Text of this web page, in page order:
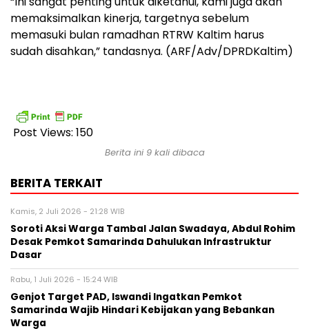
memaksimalkan kinerja, targetnya sebelum
memasuki bulan ramadhan RTRW Kaltim harus
sudah disahkan,” tandasnya. (ARF/Adv/DPRDKaltim)
Post Views: 150
Berita ini 9 kali dibaca
BERITA TERKAIT
Kamis, 2 Juli 2026 - 21:28 WIB
Soroti Aksi Warga Tambal Jalan Swadaya, Abdul Rohim
Desak Pemkot Samarinda Dahulukan Infrastruktur
Dasar
Rabu, 1 Juli 2026 - 15:24 WIB
Genjot Target PAD, Iswandi Ingatkan Pemkot
Samarinda Wajib Hindari Kebijakan yang Bebankan
Warga